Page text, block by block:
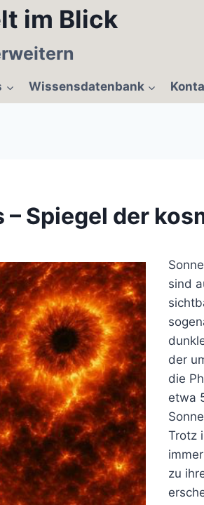
im Blick
Wissensdatenbank
– Spiegel der
sind
der
die
etwa
Trotz
zu